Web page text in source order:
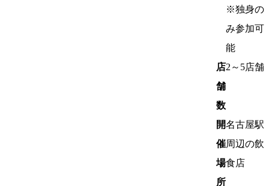
※独身の
み参加可
能
店
舗
数
2～5店舗
開
催
場
所
名古屋駅
周辺の飲
食店